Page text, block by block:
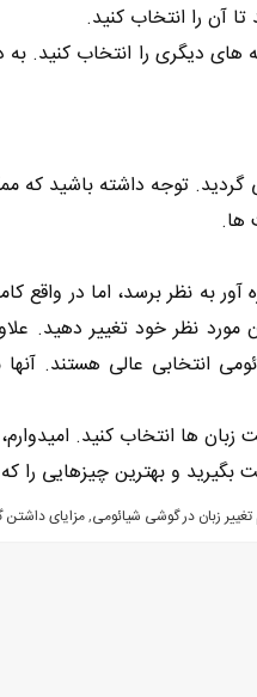
آن را انتخاب کنید.
دیگری را انتخاب کنید.
توجه داشته باشید که
‌ها.
به نظر برسد، اما در واقع
مورد نظر خود تغییر دهید.
انتخابی عالی هستند. آنها
ها انتخاب کنید.
و بهترین چیزهایی را که
تغییر زبان در گوشی شیائومی,مزایای